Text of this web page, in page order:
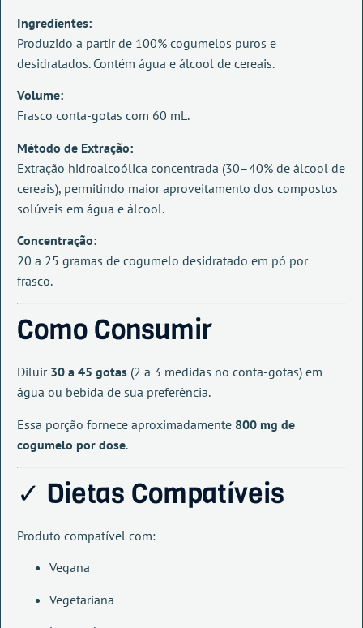
Ingredientes:
Produzido a partir de 100% cogumelos puros e
desidratados. Contém água e álcool de cereais.
Volume:
Frasco conta-gotas com 60 mL.
Método de Extração:
Extração hidroalcoólica concentrada (30–40% de álcool de
cereais), permitindo maior aproveitamento dos compostos
solúveis em água e álcool.
Concentração:
20 a 25 gramas de cogumelo desidratado em pó por
frasco.
Como Consumir
Diluir 30 a 45 gotas (2 a 3 medidas no conta-gotas) em
água ou bebida de sua preferência.
Essa porção fornece aproximadamente 800 mg de
cogumelo por dose.
✓ Dietas Compatíveis
Produto compatível com:
Vegana
Vegetariana